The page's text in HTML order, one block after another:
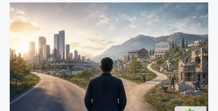
جدلية
اللجوء
والمواطنة:
بين
حتمية
الحماية
المؤقتة
ومسؤولية
العودة.
الحلقة
الرابعة